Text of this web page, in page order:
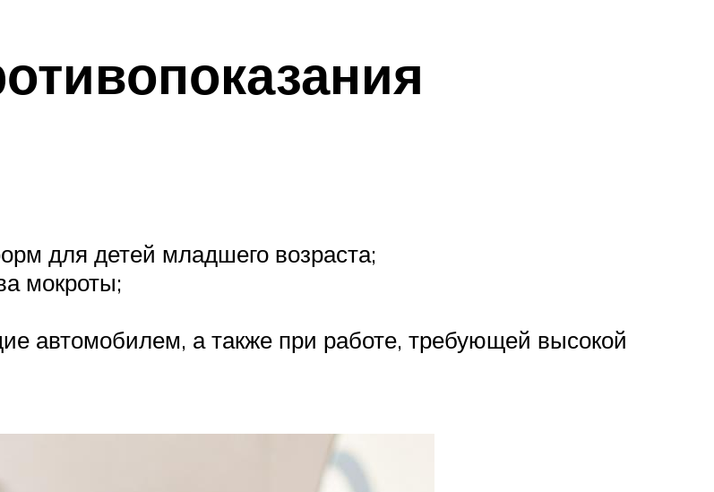
для детей младшего возраста;
мокроты;
автомобилем, а также при работе, требующей высокой